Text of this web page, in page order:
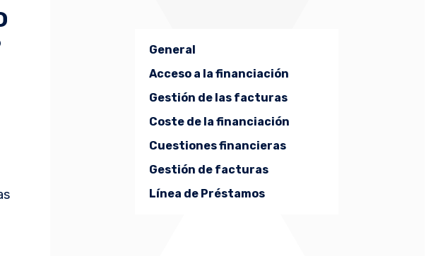
General
Acceso a la financiación
Gestión de las facturas
Coste de la financiación
Cuestiones financieras
Gestión de facturas
Línea de Préstamos